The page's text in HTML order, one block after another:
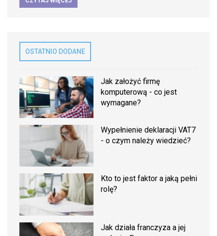
OSTATNIO DODANE
Jak założyć firmę
komputerową - co jest
wymagane?
Wypełnienie deklaracji VAT7
- o czym należy wiedzieć?
Kto to jest faktor a jaką pełni
rolę?
Jak działa franczyza a jej